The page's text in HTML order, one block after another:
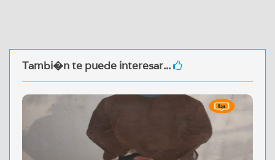
Tambi�n te puede interesar...